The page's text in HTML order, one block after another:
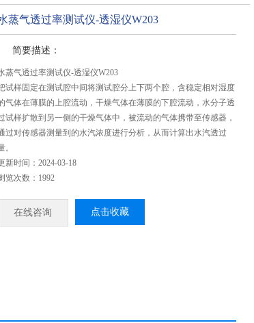
蒸气透过率测试仪-透湿仪W203
简要描述：
蒸气透过率测试仪-透湿仪W203
试样固定在测试腔中间将测试腔分上下两个腔，含稳定相对湿度
气体在薄膜的上腔流动，干燥气体在薄膜的下腔流动，水分子透
试样扩散到另一侧的干燥气体中，被流动的气体携带至传感器，
过对传感器测量到的水汽浓度进行分析，从而计算出水汽透过
。
新时间：2024-03-18
览次数：1992
在线咨询 点击收藏